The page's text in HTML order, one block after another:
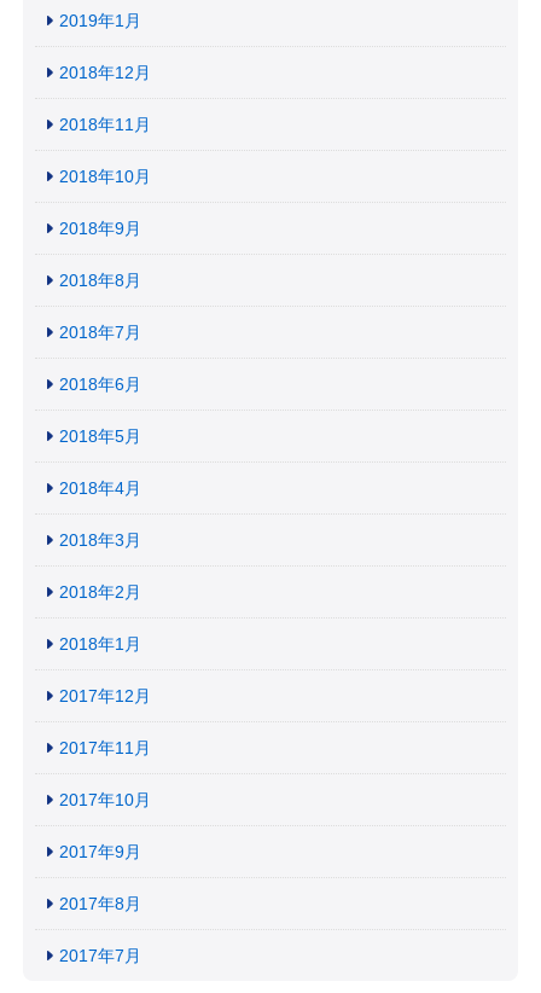
2019年1月
2018年12月
2018年11月
2018年10月
2018年9月
2018年8月
2018年7月
2018年6月
2018年5月
2018年4月
2018年3月
2018年2月
2018年1月
2017年12月
2017年11月
2017年10月
2017年9月
2017年8月
2017年7月